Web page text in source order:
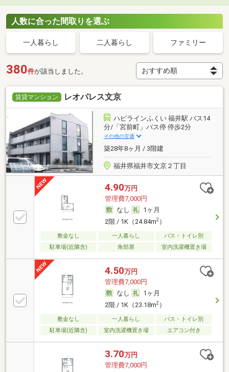
人数に合った間取りを選ぶ
一人暮らし 二人暮らし ファミリー
380件が該当しました。
賃貸マンション レオパレス文京
ハピラインふくい 福井駅 バス14
分/「宮前町」バス停 停歩2分
その他の交通
築28年8ヶ月 / 3階建
福井県福井市文京２丁目
4.90万円
管理費7,000円
なし
1ヶ月
2階 / 1K（24.84m2）
敷金なし 一人暮らし
バス・トイレ別
駐車場(近隣含)
角部屋 室内洗濯機置き場
4.50万円
管理費7,000円
なし
1ヶ月
2階 / 1K（23.18m2）
敷金なし 一人暮らし
バス・トイレ別
駐車場(近隣含)
室内洗濯機置き場 エアコン付き
3.70万円
管理費7,000円